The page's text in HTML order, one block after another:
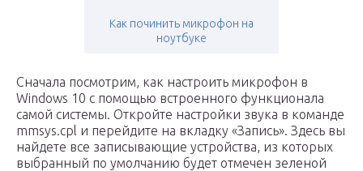
Как починить микрофон на
ноутбуке
Сначала посмотрим, как настроить микрофон в
Windows 10 с помощью встроенного функционала
самой системы. Откройте настройки звука в команде
mmsys.cpl и перейдите на вкладку «Запись». Здесь вы
найдете все записывающие устройства, из которых
выбранный по умолчанию будет отмечен зеленой